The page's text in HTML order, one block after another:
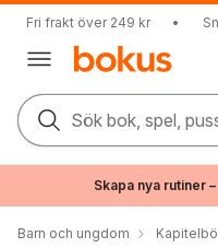
Fri frakt över 249 kr •
Sök bok, spel,
Skapa nya rutiner
Barn och ungdom